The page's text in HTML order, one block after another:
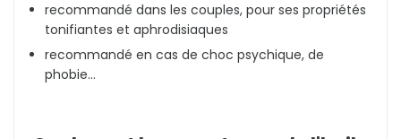
recommandé dans les couples, pour ses propriétés
tonifiantes et aphrodisiaques
recommandé en cas de choc psychique, de
phobie...